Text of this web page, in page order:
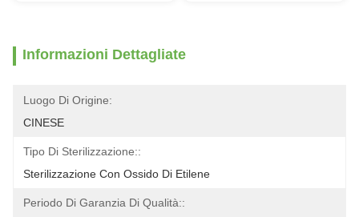
Informazioni Dettagliate
Luogo Di Origine:
CINESE
Tipo Di Sterilizzazione::
Sterilizzazione Con Ossido Di Etilene
Periodo Di Garanzia Di Qualità::